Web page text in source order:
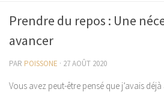
Prendre du repos : Une
avancer
PAR POISSONE · 27 AOÛT 2020
Vous avez peut-être pensé que j’avais